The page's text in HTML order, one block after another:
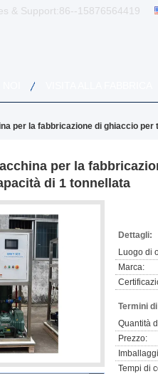
& Support: 86--15876564419
per la fabbricazione di ghiaccio
per la
di 1 tonnellata
Dettagli:
Luogo di
Marca:
Termini
Quantità
Prezzo:
Tempi di